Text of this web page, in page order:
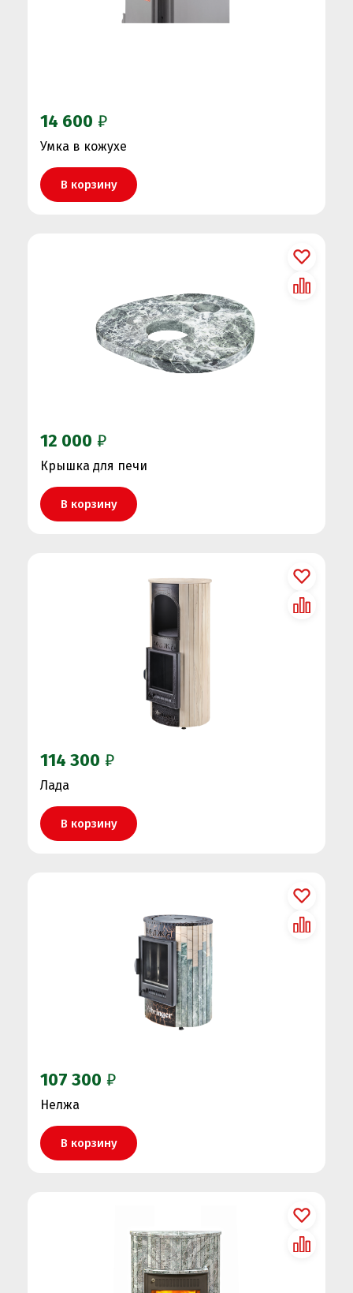
14 600 ₽
Умка в кожухе
В корзину
12 000 ₽
Крышка для печи
В корзину
114 300 ₽
Лада
В корзину
107 300 ₽
Нелжа
В корзину